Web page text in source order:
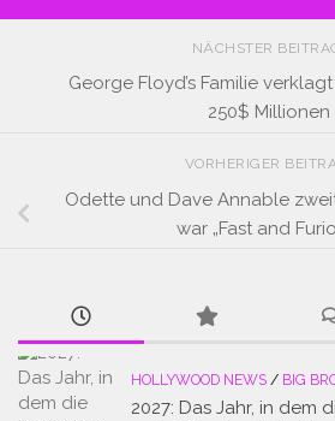
NÄCHSTER
George Floyd’s Familie
250$ Millionen
VORHERIGER
Odette und Dave Annable
war „Fast and
HOLLYWOOD NEWS / BIG
2027: Das Jahr, in dem